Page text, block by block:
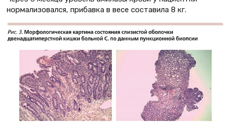
нормализовался, прибавка в весе составила 8 кг.